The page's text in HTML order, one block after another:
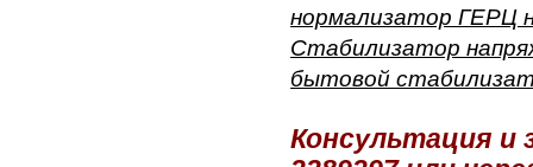
нормализатор ГЕРЦ
Стабилизатор
бытовой
Консультация и